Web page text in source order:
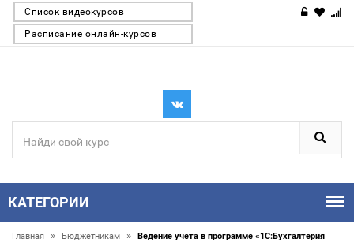
Список видеокурсов
Расписание онлайн-курсов
КАТЕГОРИИ
Главная » Бюджетникам »
Ведение учета в программе «1С:Бухгалтерия